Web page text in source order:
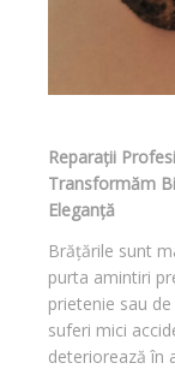
Reparații
Transformăm
Eleganță
Brățările sunt
purta amintiri
prietenie sau
suferi mici
deteriorează în